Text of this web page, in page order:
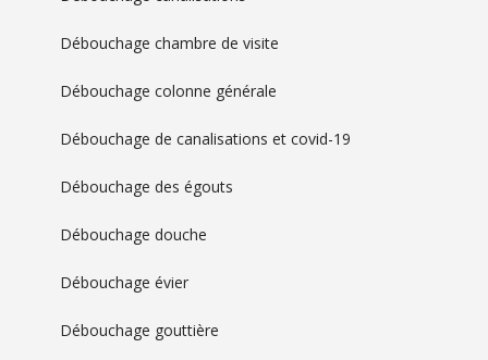
Débouchage chambre de visite
Débouchage colonne générale
Débouchage de canalisations et covid-19
Débouchage des égouts
Débouchage douche
Débouchage évier
Débouchage gouttière